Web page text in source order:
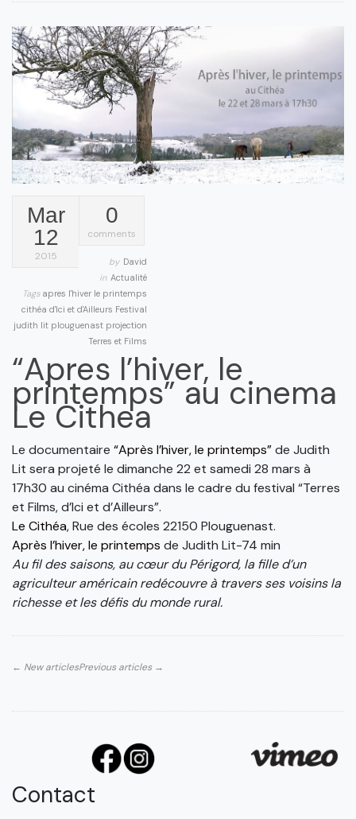
Mar
12
2015
0
comments
by David
in Actualité
Tags apres l'hiver le printemps
cithéa d'Ici et d'Ailleurs Festival
judith lit plouguenast projection
Terres et Films
“Apres l’hiver, le
printemps” au cinema
Le Cithea
Le documentaire “Après l’hiver, le printemps”de Judith
Lit sera projeté le dimanche 22 et samedi 28 mars à
17h30 au cinéma Cithéa dans le cadre du festival “Terres
et Films, d’Ici et d’Ailleurs”.
Le Cithéa, Rue des écoles 22150 Plouguenast.
Après l’hiver, le printemps de Judith Lit-74 min
Au fil des saisons, au cœur du Périgord, la fille d’un
agriculteur américain redécouvre à travers ses voisins la
richesse et les défis du monde rural.
← New articlesPrevious articles →
Contact